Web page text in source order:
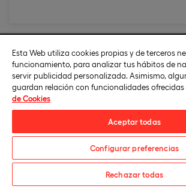
Convalidaciones y traslados de
No tienes por qué seguir en algo que
eso hemos diseñado planes
convalidaciones y traslados de centro.
Solicita tu estudio de convalidaciones
cambiar tu expediente y comenzar
Universidad Europea.
Descarga
Esta Web utiliza cookies propias y de terceros
funcionamiento, para analizar tus hábitos de
servir publicidad personalizada. Asimismo,
guardan relación con funcionalidades ofrecidas
de Cookies
Aceptar todas
Configurar preferencias
Rechazar todas